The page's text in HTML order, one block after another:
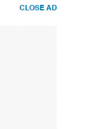
CLOSE AD